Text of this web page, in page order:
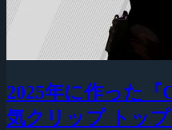
2025年に作った『
気クリップ トップ